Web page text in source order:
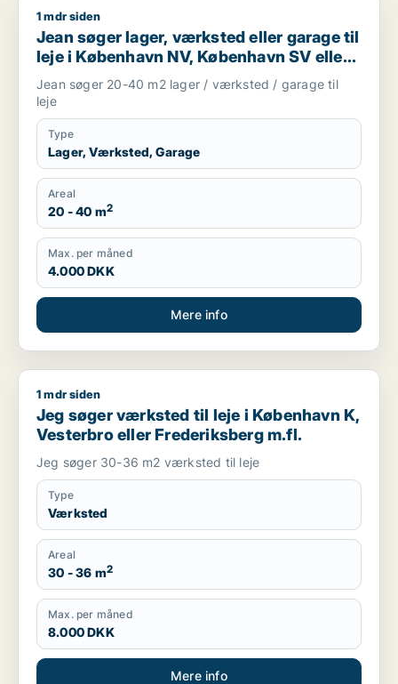
Jean søger lager, værksted eller garage til leje i København
1 mdr siden
Jean søger lager, værksted eller garage til
leje i København NV, København SV eller
Valby m.fl.
Jean søger 20-40 m2 lager / værksted / garage til
leje
Type
Lager, Værksted, Garage
Areal
20 - 40 m2
Max. per måned
4.000 DKK
Mere info
Jeg søger værksted til leje i København K, Vesterbro eller
1 mdr siden
Jeg søger værksted til leje i København K,
Vesterbro eller Frederiksberg m.fl.
Jeg søger 30-36 m2 værksted til leje
Type
Værksted
Areal
30 - 36 m2
Max. per måned
8.000 DKK
Mere info